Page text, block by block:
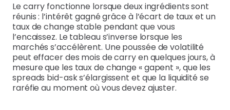
Le carry fonctionne lorsque deux ingrédients sont
réunis : l’intérêt gagné grâce à l’écart de taux et un
taux de change stable pendant que vous
l’encaissez. Le tableau s’inverse lorsque les
marchés s’accélèrent. Une poussée de volatilité
peut effacer des mois de carry en quelques jours, à
mesure que les taux de change « gapent », que les
spreads bid-ask s’élargissent et que la liquidité se
raréfie au moment où vous devez ajuster.